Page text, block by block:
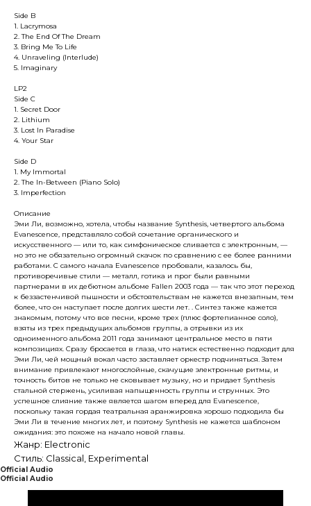
Side B
1. Lacrymosa
2. The End Of The Dream
3. Bring Me To Life
4. Unraveling (Interlude)
5. Imaginary
LP2
Side C
1. Secret Door
2. Lithium
3. Lost In Paradise
4. Your Star
Side D
1. My Immortal
2. The In-Between (Piano Solo)
3. Imperfection
Описание
Эми Ли, возможно, хотела, чтобы название Synthesis, четвертого альбома
Evanescence, представляло собой сочетание органического и
искусственного — или то, как симфоническое сливается с электронным, —
но это не обязательно огромный скачок по сравнению с ее более ранними
работами. С самого начала Evanescence пробовали, казалось бы,
противоречивые стили — металл, готика и прог были равными
партнерами в их дебютном альбоме Fallen 2003 года — так что этот переход
к беззастенчивой пышности и обстоятельствам не кажется внезапным, тем
более, что он наступает после долгих шести лет. . Синтез также кажется
знакомым, потому что все песни, кроме трех (плюс фортепианное соло),
взяты из трех предыдущих альбомов группы, а отрывки из их
одноименного альбома 2011 года занимают центральное место в пяти
композициях. Сразу бросается в глаза, что натиск естественно подходит для
Эми Ли, чей мощный вокал часто заставляет оркестр подчиняться. Затем
внимание привлекают многослойные, скачущие электронные ритмы, и
точность битов не только не сковывает музыку, но и придает Synthesis
стальной стержень, усиливая напыщенность группы и струнных. Это
успешное слияние также является шагом вперед для Evanescence,
поскольку такая гордая театральная аранжировка хорошо подходила бы
Эми Ли в течение многих лет, и поэтому Synthesis не кажется шаблоном
ожидания: это похоже на начало новой главы.
Жанр: Electronic
Стиль: Classical, Experimental
Official Audio
Official Audio